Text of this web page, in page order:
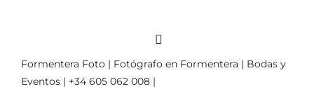
Formentera Foto | Fotógrafo en Formentera | Bodas y
Eventos | +34 605 062 008 |